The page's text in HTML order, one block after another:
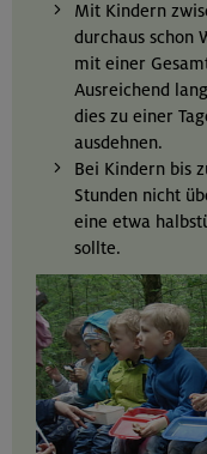
Mit Kindern
durchaus schon
mit einer
Ausreichend
dies zu einer
ausdehnen.
Bei Kindern bis
Stunden nicht
eine etwa
sollte.